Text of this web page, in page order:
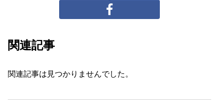
関連記事
関連記事は見つかりませんでした。